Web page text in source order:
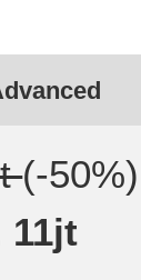
(-50%)
11jt